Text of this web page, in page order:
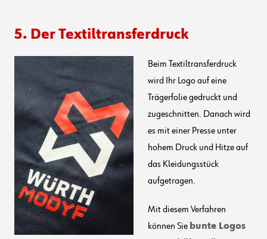
5. Der Textiltransferdruck
Beim Textiltransferdruck
wird Ihr Logo auf eine
Trägerfolie gedruckt und
zugeschnitten. Danach wird
es mit einer Presse unter
hohem Druck und Hitze auf
das Kleidungsstück
aufgetragen.
Mit diesem Verfahren
können Sie bunte Logos